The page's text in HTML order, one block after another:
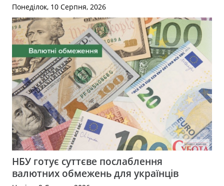
Понеділок, 10 Серпня, 2026
НБУ готує суттєве послаблення
валютних обмежень для українців